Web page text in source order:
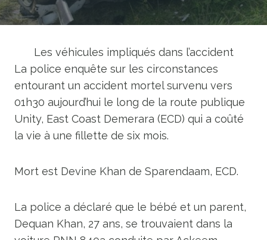
Les véhicules impliqués dans l’accident
La police enquête sur les circonstances
entourant un accident mortel survenu vers
01h30 aujourd’hui le long de la route publique
Unity, East Coast Demerara (ECD) qui a coûté
la vie à une fillette de six mois.
Mort est Devine Khan de Sparendaam, ECD.
La police a déclaré que le bébé et un parent,
Dequan Khan, 27 ans, se trouvaient dans la